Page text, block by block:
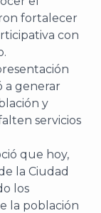
fortalecer
con
a generar
y
servicios
que hoy,
la Ciudad
los
la población